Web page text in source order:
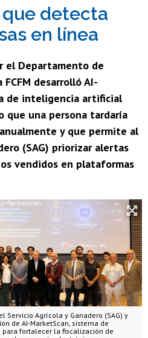
os
que detecta
en línea
el Departamento de
desarrolló AI-
de inteligencia artificial
que una persona tardaría
y que permite al
(SAG) priorizar alertas
vendidos en plataformas
Servicio Agrícola y Ganadero (SAG) y
de AI-MarketScan, sistema de
fortalecer la fiscalización de